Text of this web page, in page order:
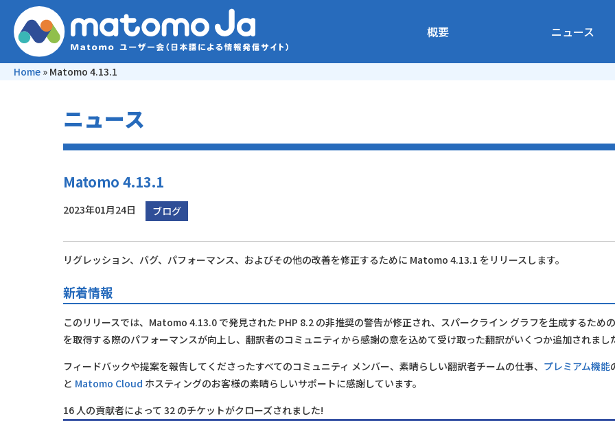
概要 ニュース
Home » Matomo 4.13.1
ニュース
Matomo 4.13.1
2023年01月24日 ブログ
リグレッション、バグ、パフォーマンス、およびその他の改善を修正するために Matomo 4.13.1 をリリースします。
新着情報
このリリースでは、Matomo 4.13.0 で発見された PHP 8.2 の非推奨の警告が修正され、スパークライン グラフを生成するため
を取得する際のパフォーマンスが向上し、翻訳者のコミュニティから感謝の意を込めて受け取った翻訳がいくつか追加されまし
フィードバックや提案を報告してくださったすべてのコミュニティ メンバー、素晴らしい翻訳者チームの仕事、 プレミアム機能
と Matomo Cloud ホスティングのお客様の素晴らしいサポートに感謝しています。
16 人の貢献者によって 32 のチケットがクローズされました!